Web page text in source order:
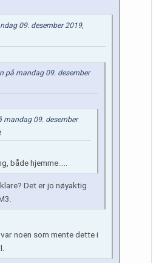
09. desember 2019,
på mandag 09. desember
mandag 09. desember
både hjemme.....
Det er jo nøyaktig
noen som mente dette i